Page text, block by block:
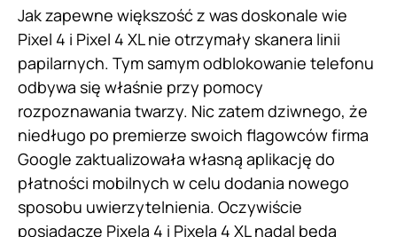
Jak zapewne większość z was doskonale wie
Pixel 4 i Pixel 4 XL nie otrzymały skanera linii
papilarnych. Tym samym odblokowanie telefonu
odbywa się właśnie przy pomocy
rozpoznawania twarzy. Nic zatem dziwnego, że
niedługo po premierze swoich flagowców firma
Google zaktualizowała własną aplikację do
płatności mobilnych w celu dodania nowego
sposobu uwierzytelnienia. Oczywiście
posiadacze Pixela 4 i Pixela 4 XL nadal będą